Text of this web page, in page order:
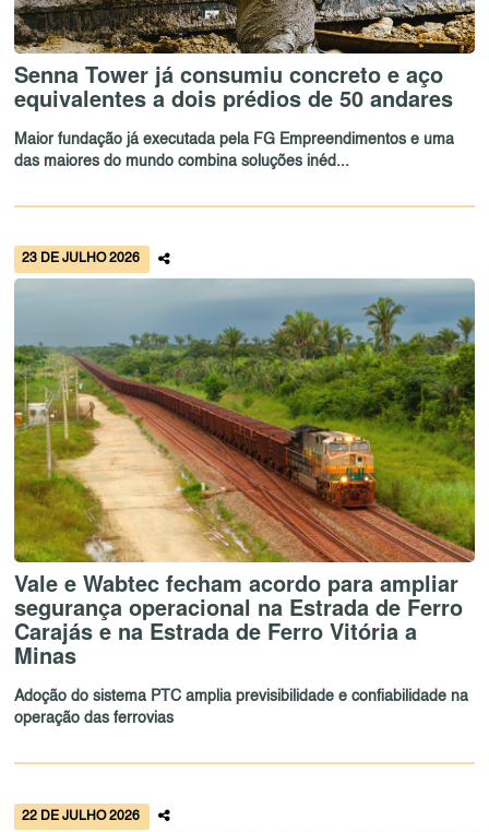
Senna Tower já consumiu concreto e aço
equivalentes a dois prédios de 50 andares
Maior fundação já executada pela FG Empreendimentos e uma
das maiores do mundo combina soluções inéd...
23 DE JULHO 2026
Vale e Wabtec fecham acordo para ampliar
segurança operacional na Estrada de Ferro
Carajás e na Estrada de Ferro Vitória a
Minas
Adoção do sistema PTC amplia previsibilidade e confiabilidade na
operação das ferrovias
22 DE JULHO 2026